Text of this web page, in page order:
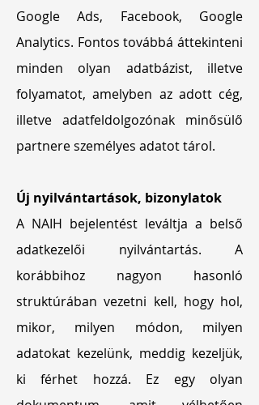
Google Ads, Facebook, Google
Analytics. Fontos továbbá áttekinteni
minden olyan adatbázist, illetve
folyamatot, amelyben az adott cég,
illetve adatfeldolgozónak minősülő
partnere személyes adatot tárol.
Új nyilvántartások, bizonylatok
A NAIH bejelentést leváltja a belső
adatkezelői nyilvántartás. A
korábbihoz nagyon hasonló
struktúrában vezetni kell, hogy hol,
mikor, milyen módon, milyen
adatokat kezelünk, meddig kezeljük,
ki férhet hozzá. Ez egy olyan